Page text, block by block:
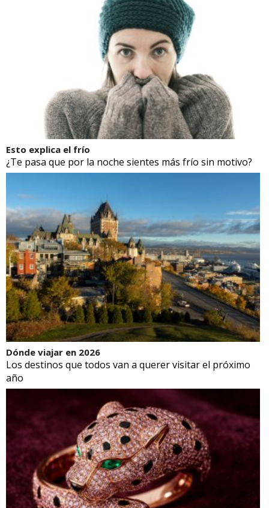
Esto explica el frío
¿Te pasa que por la noche sientes más frío sin motivo?
Dónde viajar en 2026
Los destinos que todos van a querer visitar el próximo
año